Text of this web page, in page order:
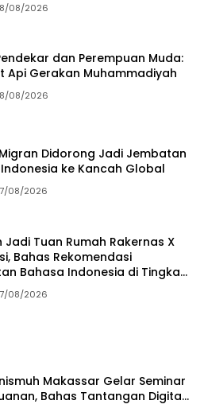
08/2026
dan Perempuan Muda:
Api Gerakan Muhammadiyah
08/2026
Didorong Jadi Jembatan
ke Kancah Global
08/2026
Jadi Tuan Rumah Rakernas X
Bahas Rekomendasi
Bahasa Indonesia di Tingkat
08/2026
Makassar Gelar Seminar
Bahas Tantangan Digital